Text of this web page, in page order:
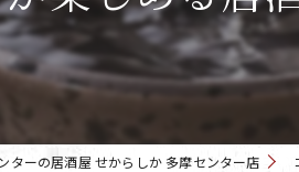
ターの居酒屋 せからしか 多摩センター店